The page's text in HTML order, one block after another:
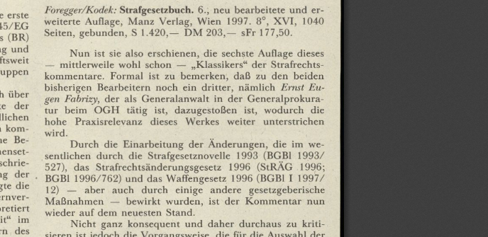
erste
EG
(BR)
und
über
der
kom¬
Be¬
der
die
im
des
Foregger/Kodek: Strafgesetzbuch. 6., neu bearbeitete und er¬
weiterte Auflage, Manz Verlag, Wien 1997. 8°, XVI,
1040
Seiten, gebunden, S 1.420,— DM 203,— sFr 177,50.
Nun ist sie also erschienen, die sechste Auflage dieses
— mittlerweile wohl schon — „Klassikers" der Strafrechts¬
kommentare.
Formal ist zu bemerken, daß zu den beiden
bisherigen Bearbeitern noch ein dritter, nämlich Ernst Eu¬
gen Fabrizy, der als Generalanwalt in der Generalprokura-
tur beim OGH tätig ist, dazugestoßen ist, wodurch die
hohe
Praxisrelevanz dieses Werkes weiter
unterstrichen
wird.
Durch die Einarbeitung der Änderungen, die im we¬
sentlichen durch die Strafgesetznovelle 1993 (BGBl 1993/
527),
das Strafrechtsänderungsgesetz 1996 (StRÄG
1996;
BGBl 1996/762) und das Waffengesetz 1996 (BGBl I 1997/
12)
— aber auch durch einige andere
gesetzgeberische
Maßnahmen — bewirkt wurden, ist der Kommentar nun
wieder auf dem neuesten Stand.
Nicht ganz konsequent und daher durchaus zu kriti¬
sieren ist jedoch die Vorgangsweise, die für die Auswahl der